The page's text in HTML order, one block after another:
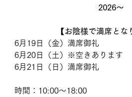
2026〜
【 お陰様で満席とな
6月19日（金）満席御礼
6月20日（土）※空きあります
6月21日（日）満席御礼
時間：10:00〜18:00